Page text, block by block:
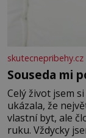
skutecnepribehy.cz
Souseda mi
Celý život jsem
ukázala, že
vlastní byt, ale
ruku. Vždycky